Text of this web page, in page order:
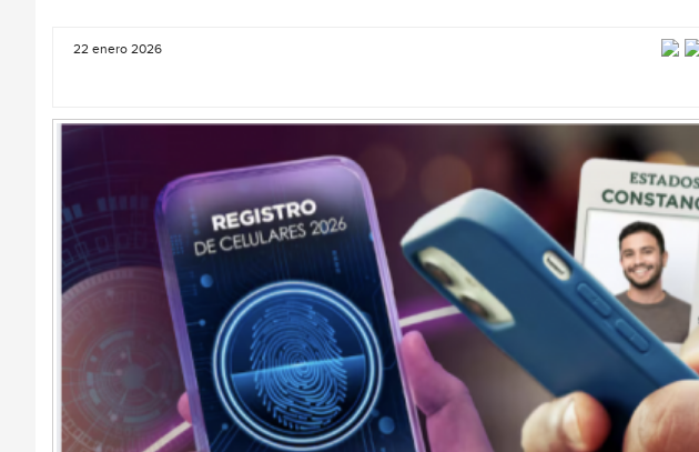
22 enero 2026